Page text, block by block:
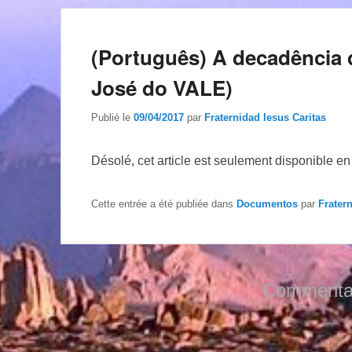
(Português) A
José do VALE)
Publié le 09/04/2017 par Fraternidad Iesus Caritas
Désolé, cet article est seulement disponible en
Cette entrée a été publiée dans Documentos par